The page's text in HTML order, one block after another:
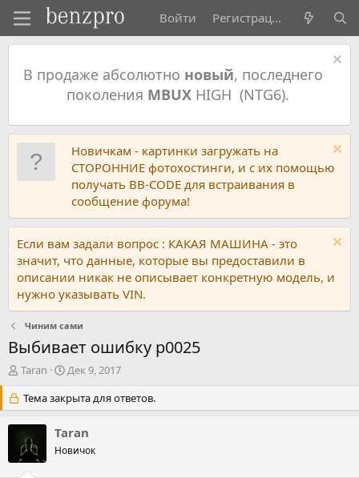
Войти Регистрация
В продаже абсолютно новый, последнего
поколения MBUXHIGH (NTG6).
Новичкам - картинки загружать на
СТОРОННИЕ фотохостинги, и с их помощью
получать BB-CODE для встраивания в
сообщение форума!
Если вам задали вопрос : КАКАЯ МАШИНА - это
значит, что данные, которые вы предоставили в
описании никак не описывает конкретную модель, и
нужно указывать VIN.
Чиним сами
Выбивает ошибку р0025
А
т
о
р
т
е
м
Taran
Д
т
а
а
ч
Дек 9, 2017
Тема закрыта для ответов.
Taran
Новичок